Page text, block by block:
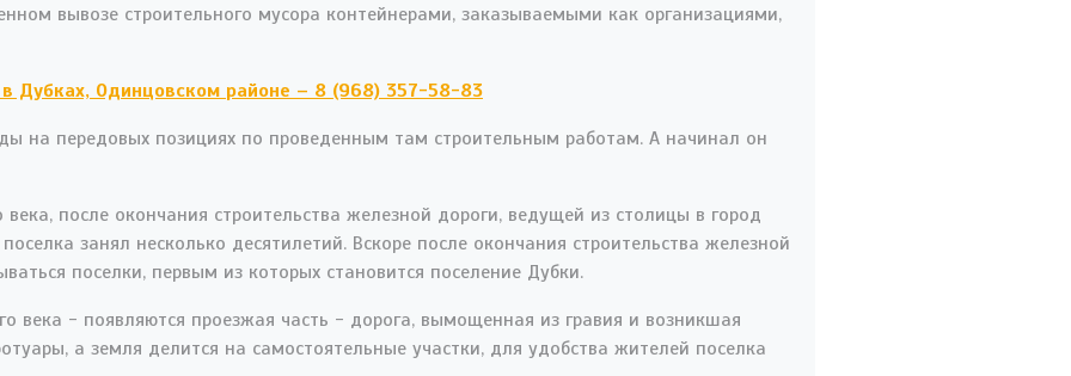
вывозе строительного мусора контейнерами, заказываемыми как организациями,
в Дубках, Одинцовском районе – 8 (968) 357-58-83
на передовых позициях по проведенным там строительным работам. А начинал он
после окончания строительства железной дороги, ведущей из столицы в город
занял несколько десятилетий. Вскоре после окончания строительства железной
поселки, первым из которых становится поселение Дубки.
века - появляются проезжая часть - дорога, вымощенная из гравия и возникшая
а земля делится на самостоятельные участки, для удобства жителей поселка